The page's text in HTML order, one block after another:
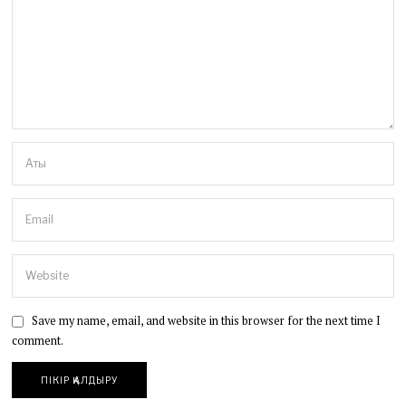
Save my name, email, and website in this browser for the next time I
comment.